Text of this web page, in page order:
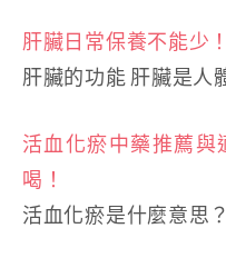
肝臟日常保養不能少
肝臟的功能 肝臟是人
活血化瘀中藥推薦與
喝！
活血化瘀是什麼意思